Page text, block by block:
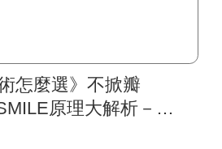
怎麼選》不掀瓣
原理大解析－展